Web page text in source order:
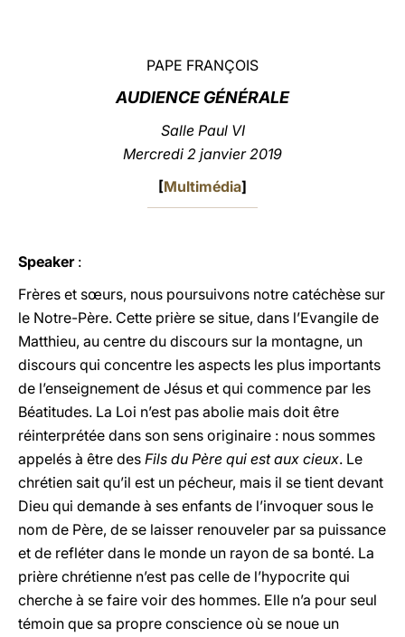
PAPE FRANÇOIS
AUDIENCE GÉNÉRALE
Salle Paul VI
Mercredi 2 janvier 2019
[Multimédia]
Speaker:
Frères et sœurs, nous poursuivons notre catéchèse sur
le Notre-Père. Cette prière se situe, dans l’Evangile de
Matthieu, au centre du discours sur la montagne, un
discours qui concentre les aspects les plus importants
de l’enseignement de Jésus et qui commence par les
Béatitudes. La Loi n’est pas abolie mais doit être
réinterprétée dans son sens originaire : nous sommes
appelés à être des Fils du Père qui est aux cieux. Le
chrétien sait qu’il est un pécheur, mais il se tient devant
Dieu qui demande à ses enfants de l’invoquer sous le
nom de Père, de se laisser renouveler par sa puissance
et de refléter dans le monde un rayon de sa bonté. La
prière chrétienne n’est pas celle de l’hypocrite qui
cherche à se faire voir des hommes. Elle n’a pour seul
témoin que sa propre conscience où se noue un